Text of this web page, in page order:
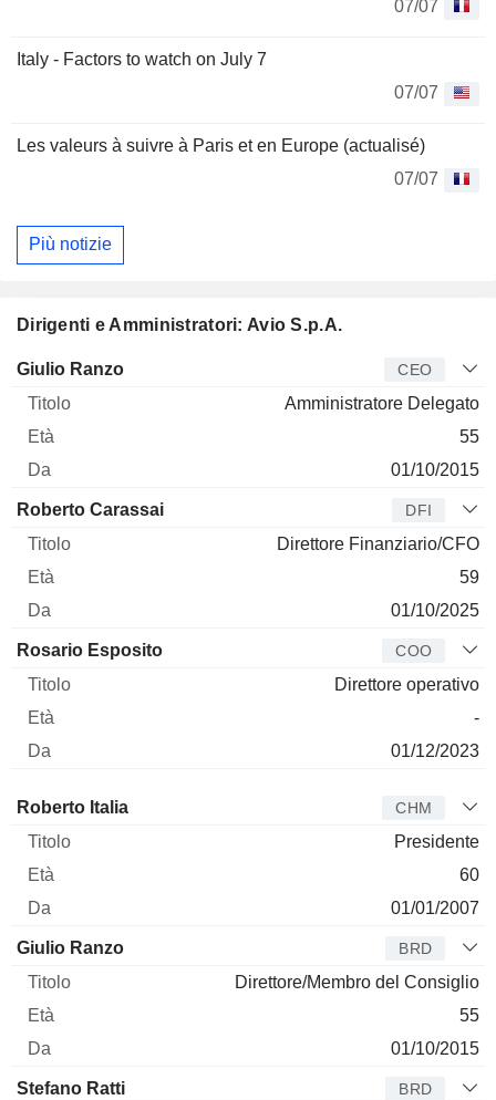
07/07
Italy - Factors to watch on July 7
07/07
Les valeurs à suivre à Paris et en Europe (actualisé)
07/07
Più notizie
Dirigenti e Amministratori: Avio S.p.A.
Manager Titolo
Giulio Ranzo CEO
Amministratore Delegato
55
01/10/2015
Roberto Carassai DFI
Direttore Finanziario/CFO
59
01/10/2025
Rosario Esposito COO
Direttore operativo
-
01/12/2023
Amministratore
Roberto Italia CHM
Presidente
60
01/01/2007
Giulio Ranzo BRD
Direttore/Membro del Consiglio
55
01/10/2015
Stefano Ratti BRD